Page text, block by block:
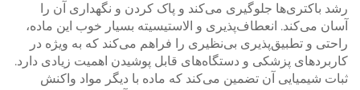
رشد باکتری‌ها جلوگیری می‌کند و پاک کردن و نگهداری آن را
آسان می‌کند. انعطاف‌پذیری و الاستیسیته بسیار خوب این ماده،
راحتی و تطبیق‌پذیری بی‌نظیری را فراهم می‌کند که به ویژه در
کاربردهای پزشکی و دستگاه‌های قابل پوشیدن اهمیت زیادی دارد.
ثبات شیمیایی آن تضمین می‌کند که ماده با دیگر مواد واکنش